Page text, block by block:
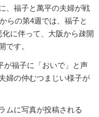
、福子と萬平の夫婦が戦
らの第4週では、福子と
に伴って、大阪から疎開
です。
が福子に「おいで」と声
婦の仲むつまじい様子が
ムに写真が投稿される